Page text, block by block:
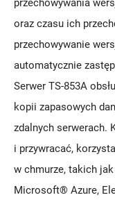
oraz czasu ich
przechowywanie
automatycznie
Serwer TS-853A
kopii zapasowych
zdalnych serwerach.
i przywracać,
w chmurze, takich
Microsoft® Azure,